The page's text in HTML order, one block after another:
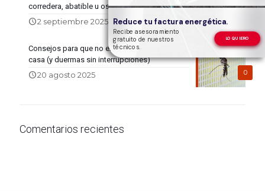
corredera, abatible u oscilobatiente?
2 septiembre 2025
0
Consejos para que no entren los mosquitos en
casa (y duermas sin interrupciones)
20 agosto 2025
Comentarios recientes
Reduce tu factura energética.
Recibe asesoramiento
gratuito de nuestros
técnicos.
LO QUIERO